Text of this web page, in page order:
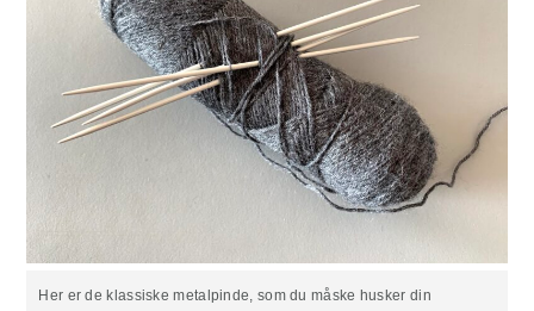
Her er de klassiske metalpinde, som du måske husker din